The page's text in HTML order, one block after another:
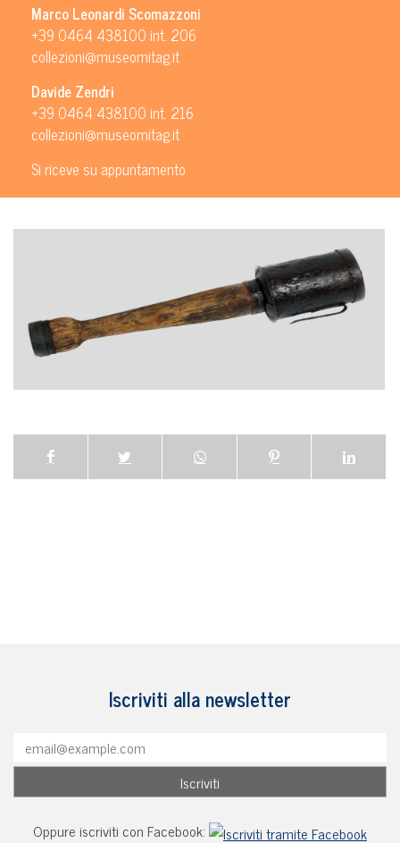
Marco Leonardi Scomazzoni
+39 0464 438100 int. 206
collezioni@museomitag.it
Davide Zendri
+39 0464 438100 int. 216
collezioni@museomitag.it
Si riceve su appuntamento
Iscriviti alla newsletter
Oppure iscriviti con Facebook: